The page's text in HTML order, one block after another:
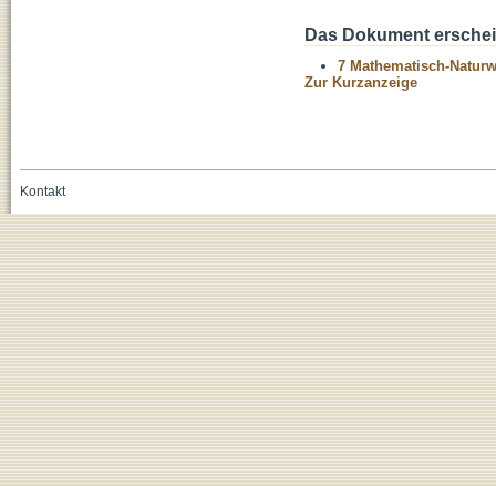
Das Dokument
7 Mathematisch-
Zur Kurzanzeige
Kontakt